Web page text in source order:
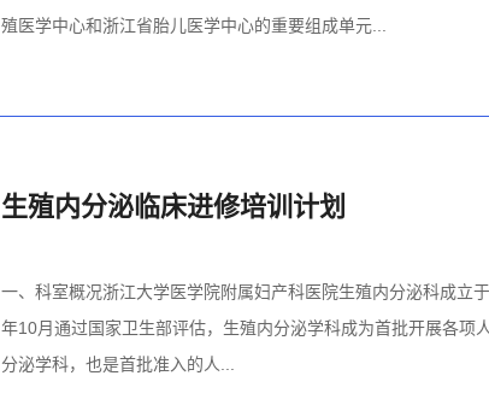
殖医学中心和浙江省胎儿医学中心的重要组成单元...
生殖内分泌临床进修培训计划
一、科室概况浙江大学医学院附属妇产科医院生殖内分泌科成立
年10月通过国家卫生部评估，生殖内分泌学科成为首批开展各
分泌学科，也是首批准入的人...